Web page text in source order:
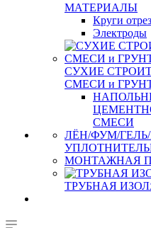
МАТЕРИАЛЫ
Круги
Электроды
СУХИЕ
СМЕСИ и
СМЕСИ
ЛЁН/ФУМ/
МОНТАЖНАЯ
ТРУБНАЯ